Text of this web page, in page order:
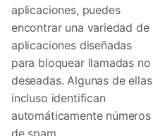
aplicaciones, puedes
encontrar una variedad de
aplicaciones diseñadas
para bloquear llamadas no
deseadas. Algunas de ellas
incluso identifican
automáticamente números
de spam.